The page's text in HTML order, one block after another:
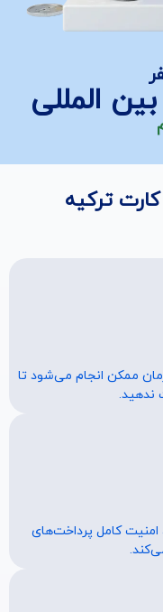
المللی
کارت ترکیه
ممکن انجام می‌شود تا
ندهید.
امنیت کامل پرداخت‌های